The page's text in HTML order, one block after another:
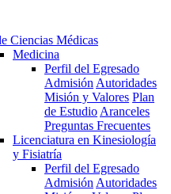
Ciencias Médicas
Medicina
Perfil del Egresado
Admisión Autoridades
Misión y Valores Plan
de Estudio Aranceles
Preguntas Frecuentes
Licenciatura en Kinesiología
y Fisiatría
Perfil del Egresado
Admisión Autoridades